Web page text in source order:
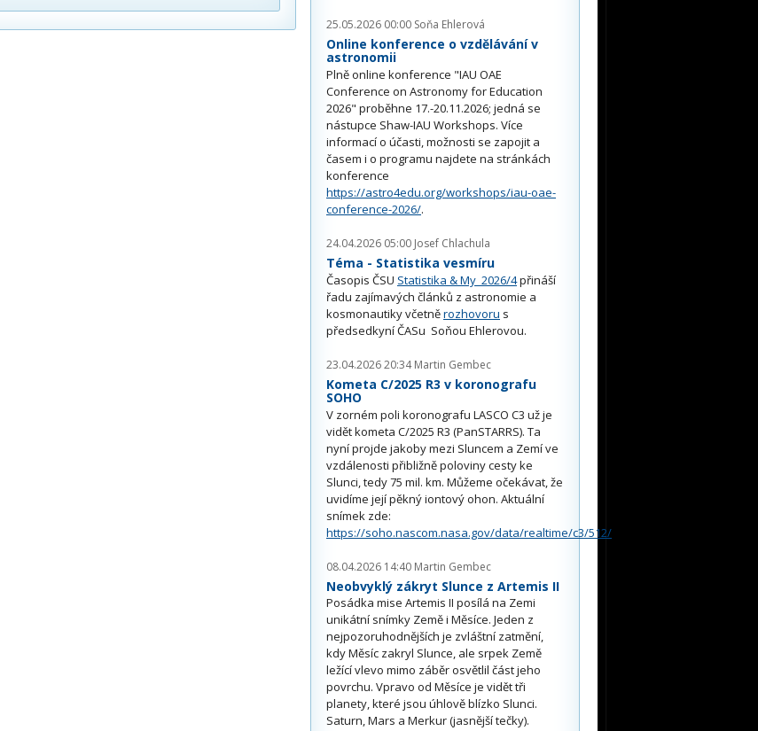
25.05.2026 00:00 Soňa Ehlerová
Online konference o vzdělávání v
astronomii
Plně online konference "IAU OAE
Conference on Astronomy for Education
2026" proběhne 17.-20.11.2026; jedná se
nástupce Shaw-IAU Workshops. Více
informací o účasti, možnosti se zapojit a
časem i o programu najdete na stránkách
konference
https://astro4edu.org/workshops/iau-oae-
conference-2026/.
24.04.2026 05:00 Josef Chlachula
Téma - Statistika vesmíru
Časopis ČSU Statistika & My 2026/4přináší
řadu zajímavých článků z astronomie a
kosmonautiky včetněrozhovoru s
předsedkyní ČASu Soňou Ehlerovou.
23.04.2026 20:34 Martin Gembec
Kometa C/2025 R3 v koronografu
SOHO
V zorném poli koronografu LASCO C3 už je
vidět kometa C/2025 R3 (PanSTARRS). Ta
nyní projde jakoby mezi Sluncem a Zemí ve
vzdálenosti přibližně poloviny cesty ke
Slunci, tedy 75 mil. km. Můžeme očekávat, že
uvidíme její pěkný iontový ohon. Aktuální
snímek zde:
https://soho.nascom.nasa.gov/data/realtime/c3/512/
08.04.2026 14:40 Martin Gembec
Neobvyklý zákryt Slunce z Artemis II
Posádka mise Artemis II posílá na Zemi
unikátní snímky Země i Měsíce. Jeden z
nejpozoruhodnějších je zvláštní zatmění,
kdy Měsíc zakryl Slunce, ale srpek Země
ležící vlevo mimo záběr osvětlil část jeho
povrchu. Vpravo od Měsíce je vidět tři
planety, které jsou úhlově blízko Slunci.
Saturn, Mars a Merkur (jasnější tečky).